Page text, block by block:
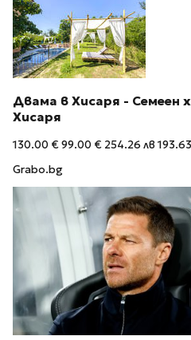
Двама в Хисаря - Семеен
Хисаря
130.00 €99.00 € 254.26 лв
Grabo.bg